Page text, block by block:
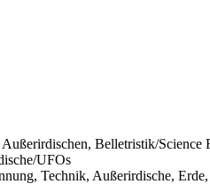
Belletristik/Science
UFOs
Technik, Außerirdische,